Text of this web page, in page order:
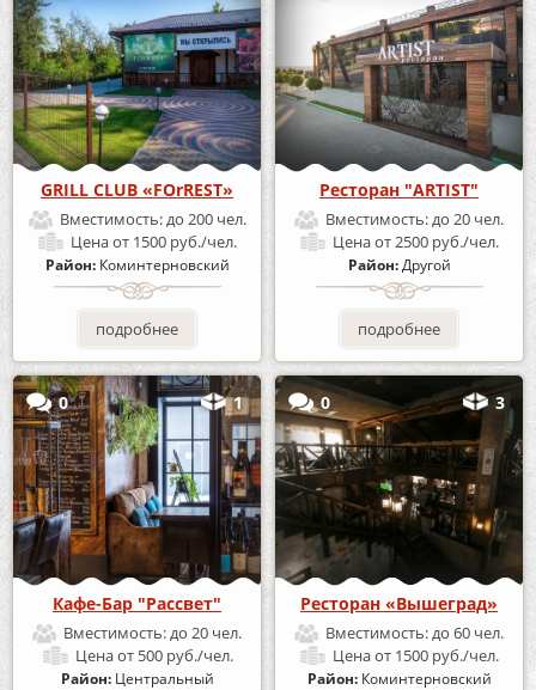
GRILL CLUB «FOrREST»
Вместимость:до 200 чел.
Ценаот 1500 руб./чел.
Район: Коминтерновский
подробнее
Ресторан "ARTIST"
Вместимость:до 20 чел.
Ценаот 2500 руб./чел.
Район:Другой
подробнее
0 1
Кафе-Бар "Рассвет"
Вместимость:до 20 чел.
Ценаот 500 руб./чел.
Район: Центральный
0 3
Ресторан «Вышеград»
Вместимость:до 60 чел.
Ценаот 1500 руб./чел.
Район: Коминтерновский